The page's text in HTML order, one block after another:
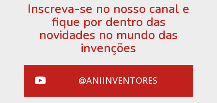
Inscreva-se no nosso canal e
fique por dentro das
novidades no mundo das
invenções
@ANIINVENTORES